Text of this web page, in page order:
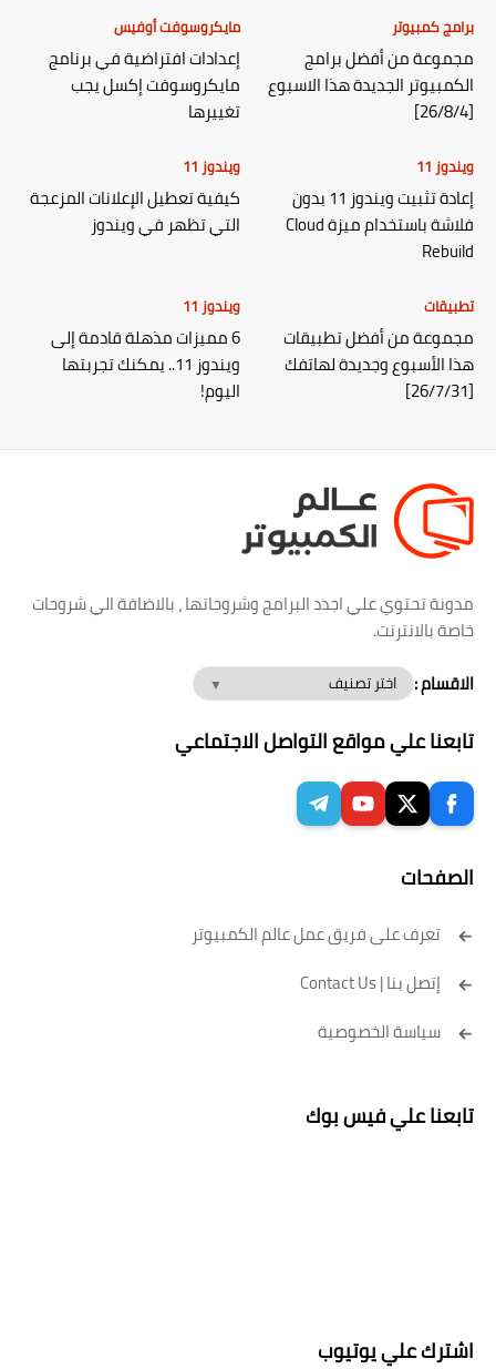
برامج كمبيوتر
مجموعة من أفضل برامج
الكمبيوتر الجديدة هذا الاسبوع
[26/8/4]
مايكروسوفت أوفيس
إعدادات افتراضية في برنامج
مايكروسوفت إكسل يجب
تغييرها
ويندوز 11
إعادة تثبيت ويندوز 11 بدون
فلاشة باستخدام ميزة Cloud
Rebuild
ويندوز 11
كيفية تعطيل الإعلانات المزعجة
التي تظهر في ويندوز
تطبيقات
مجموعة من أفضل تطبيقات
هذا الأسبوع وجديدة لهاتفك
[26/7/31]
ويندوز 11
6 مميزات مذهلة قادمة إلى
ويندوز 11.. يمكنك تجربتها
اليوم!
مدونة تحتوي علي اجدد البرامج وشروحاتها ، بالاضافة الي شروحات
خاصة بالانترنت.
الاقسام :
تابعنا علي مواقع التواصل الاجتماعي
الصفحات
تعرف على فريق عمل عالم الكمبيوتر
إتصل بنا | Contact Us
سياسة الخصوصية
تابعنا علي فيس بوك
اشترك علي يوتيوب